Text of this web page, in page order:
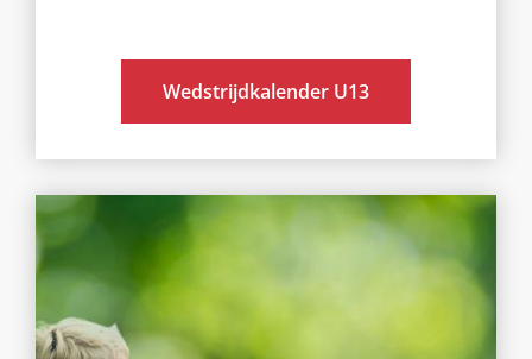
Wedstrijdkalender U13